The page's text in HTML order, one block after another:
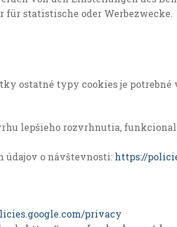
für statistische oder Werbezwecke.
ostatné typy cookies je potrebné
lepšieho rozvrhnutia,
údajov o návštevnosti: https://
privacy